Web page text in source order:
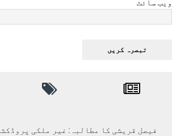
ویب سائٹ
فیصل قریشی کا مطالبہ: غیر ملکی